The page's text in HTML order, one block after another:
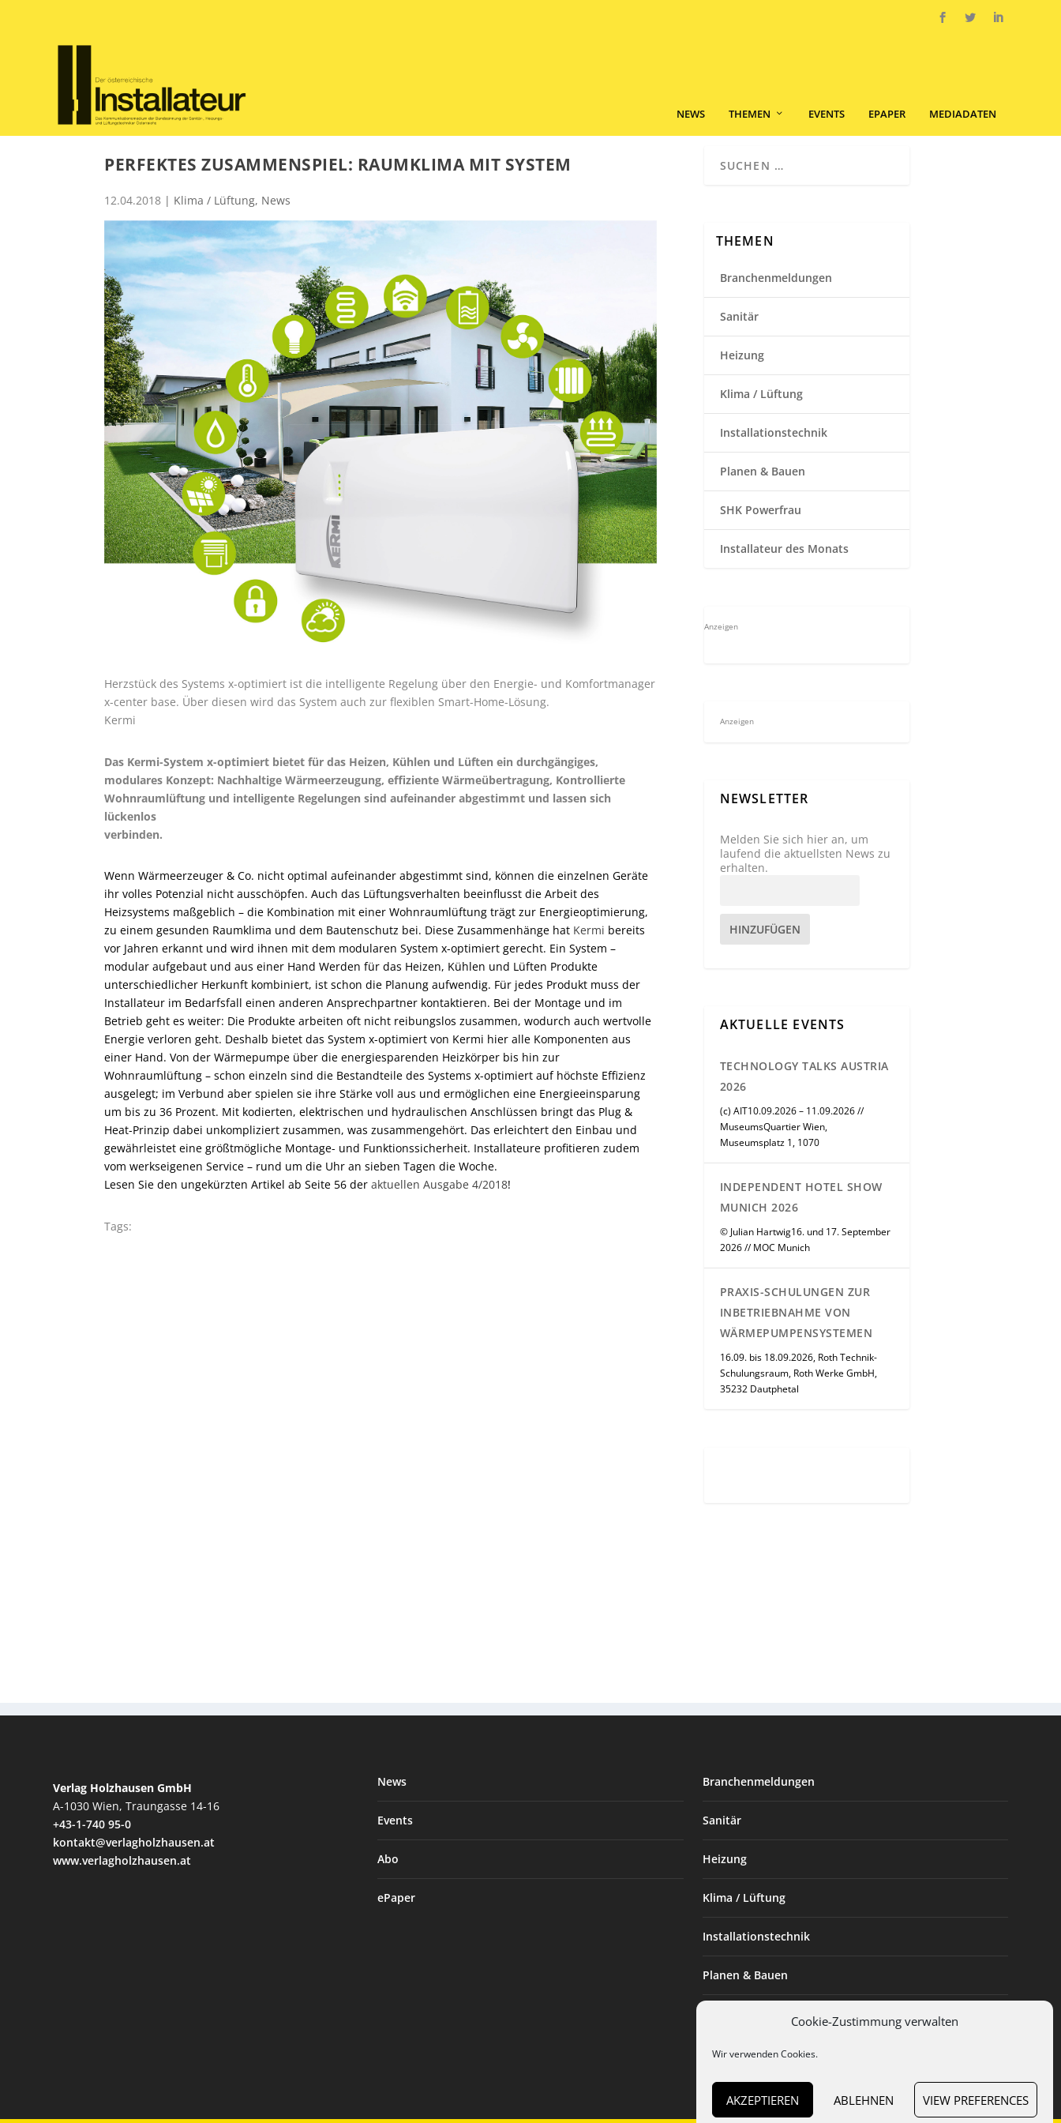
Cookie-Zustimmung verwalten
Wir verwenden Cookies.
AKZEPTIEREN ABLEHNEN VIEW PREFERENCES
NEWS THEMEN EVENTS EPAPER MEDIADATEN
PERFEKTES ZUSAMMENSPIEL: RAUMKLIMA MIT SYSTEM
12.04.2018 | Klima / Lüftung, News
Herzstück des Systems x-optimiert ist die intelligente Regelung über den Energie- und Komfortmanager
x-center base. Über diesen wird das System auch zur flexiblen Smart-Home-Lösung.
Kermi
Das Kermi-System x-optimiert bietet für das Heizen, Kühlen und Lüften ein durchgängiges,
modulares Konzept: Nach­haltige Wärmeerzeugung, ­effiziente Wärmeübertragung, Kontrollierte
Wohnraumlüftung und intelligente Regelungen sind aufeinander abgestimmt und lassen sich
lückenlos
verbinden.
Wenn Wärmeerzeuger & Co. nicht optimal aufeinander abgestimmt sind, können die einzelnen Geräte
ihr volles Potenzial nicht ausschöpfen. Auch das Lüftungsverhalten beeinflusst die Arbeit des
Heizsystems maßgeblich – die Kombination mit einer Wohnraumlüftung trägt zur Energieoptimierung,
zu einem gesunden Raumklima und dem Bautenschutz bei. Diese Zusammenhänge hat Kermi bereits
vor Jahren erkannt und wird ihnen mit dem modularen System x-optimiert gerecht. Ein System –
modular aufgebaut und aus einer Hand Werden für das Heizen, Kühlen und Lüften Produkte
unterschiedlicher Herkunft kombiniert, ist schon die Planung aufwendig. Für jedes Produkt muss der
Installateur im Bedarfsfall einen anderen Ansprechpartner kontaktieren. Bei der Montage und im
Betrieb geht es weiter: Die Produkte arbeiten oft nicht reibungslos zusammen, wodurch auch wertvolle
Energie verloren geht. Deshalb bietet das System x-optimiert von Kermi hier alle Komponenten aus
einer Hand. Von der Wärmepumpe über die energiesparenden Heizkörper bis hin zur
Wohnraumlüftung – schon einzeln sind die Bestandteile des Systems x-optimiert auf höchste Effizienz
ausgelegt; im Verbund aber spielen sie ihre Stärke voll aus und ermöglichen eine Energieeinsparung
um bis zu 36 Prozent. Mit kodierten, elektrischen und hydraulischen Anschlüssen bringt das Plug &
Heat-Prinzip dabei unkompliziert zusammen, was zusammengehört. Das erleichtert den Einbau und
gewährleistet eine größtmögliche Montage- und Funktionssicherheit. Installateure profitieren zudem
vom werkseigenen Service – rund um die Uhr an sieben Tagen die Woche.
Lesen Sie den ungekürzten Artikel ab Seite 56 der aktuellen Ausgabe 4/2018!
Tags:
THEMEN
Branchenmeldungen
Sanitär
Heizung
Klima / Lüftung
Installationstechnik
Planen & Bauen
SHK Powerfrau
Installateur des Monats
Anzeigen
Anzeigen
NEWSLETTER
Melden Sie sich hier an, um
laufend die aktuellsten News zu
erhalten.
HINZUFÜGEN
AKTUELLE EVENTS
TECHNOLOGY TALKS AUSTRIA
2026
(c) AIT10.09.2026 – 11.09.2026 //
MuseumsQuartier Wien,
Museumsplatz 1, 1070
INDEPENDENT HOTEL SHOW
MUNICH 2026
© Julian Hartwig16. und 17. September
2026 // MOC Munich
PRAXIS-SCHULUNGEN ZUR
INBETRIEBNAHME VON
WÄRMEPUMPENSYSTEMEN
16.09. bis 18.09.2026, Roth Technik-
Schulungsraum, Roth Werke GmbH,
35232 Dautphetal
Verlag Holzhausen GmbH
A-1030 Wien, Traungasse 14-16
+43-1-740 95-0
kontakt@verlagholzhausen.at
www.verlagholzhausen.at
News
Events
Abo
ePaper
Branchenmeldungen
Sanitär
Heizung
Klima / Lüftung
Installationstechnik
Planen & Bauen
Installateur des Monats